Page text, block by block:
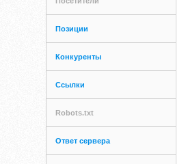
Позиции
Конкуренты
Ссылки
Robots.txt
Ответ сервера